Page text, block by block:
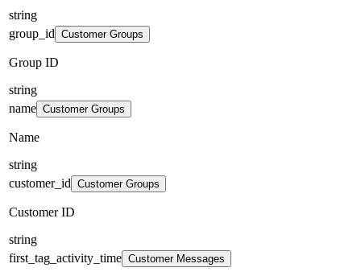
string
group_id Customer Groups
Group ID
string
name Customer Groups
Name
string
customer_id Customer Groups
Customer ID
string
first_tag_activity_time Customer Messages